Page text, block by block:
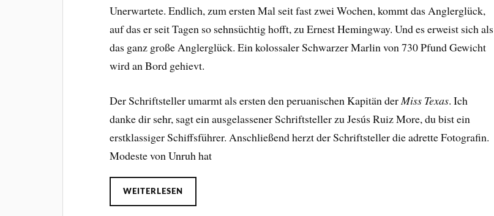
Unerwartete. Endlich, zum ersten Mal seit fast zwei Wochen, kommt das Anglerglück,
auf das er seit Tagen so sehnsüchtig hofft, zu Ernest Hemingway. Und es erweist sich als
das ganz große Anglerglück. Ein kolossaler Schwarzer Marlin von 730 Pfund Gewicht
wird an Bord gehievt.
Der Schriftsteller umarmt als ersten den peruanischen Kapitän der Miss Texas. Ich
danke dir sehr, sagt ein ausgelassener Schriftsteller zu Jesús Ruiz More, du bist ein
erstklassiger Schiffsführer. Anschließend herzt der Schriftsteller die adrette Fotografin.
Modeste von Unruh hat
WEITERLESEN